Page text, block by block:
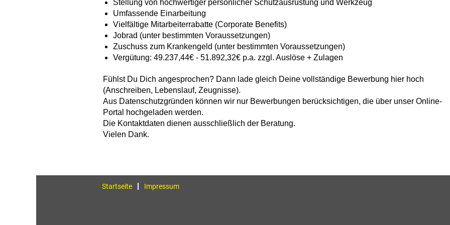
Stellung von hochwertiger persönlicher Schutzausrüstung und Werkzeug
Umfassende Einarbeitung
Vielfältige Mitarbeiterrabatte (Corporate Benefits)
Jobrad (unter bestimmten Voraussetzungen)
Zuschuss zum Krankengeld (unter bestimmten Voraussetzungen)
Vergütung: 49.237,44€ - 51.892,32€ p.a. zzgl. Auslöse + Zulagen
Fühlst Du Dich angesprochen? Dann lade gleich Deine vollständige Bewerbung hier hoch
(Anschreiben, Lebenslauf, Zeugnisse).
Aus Datenschutzgründen können wir nur Bewerbungen berücksichtigen, die über unser Online-
Portal hochgeladen werden.
Die Kontaktdaten dienen ausschließlich der Beratung.
Vielen Dank.
Startseite Impressum